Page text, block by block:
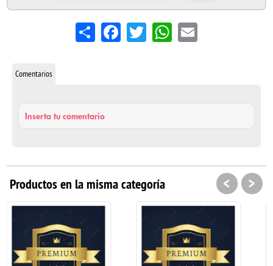
Share FacebookTwitterWhatsApp
Email
Comentarios
Inserta tu comentario
Productos en la misma categoría < >